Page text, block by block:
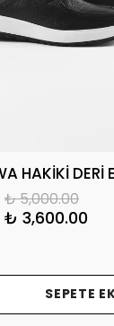
₺ 5,000.00
₺ 3,600.00
SEPETE